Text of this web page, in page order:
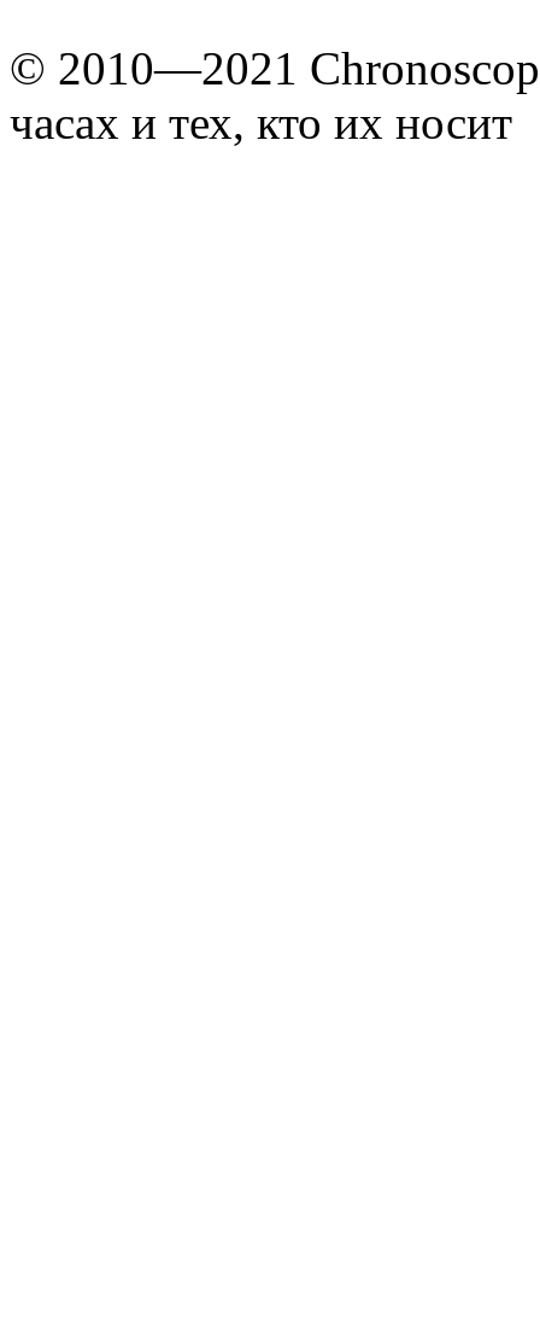
© 2010—2021
часах и тех, кто их носит